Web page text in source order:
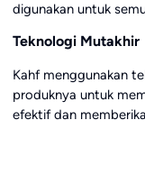
digunakan untuk
Teknologi Mutakhir
Kahf menggunakan
produknya untuk
efektif dan